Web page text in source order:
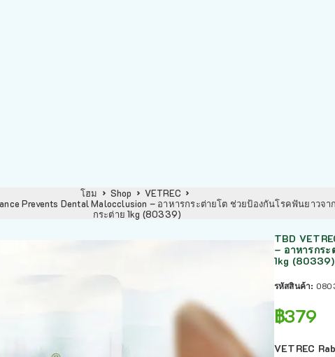
โฮม Shop
VETREC
Prevents Dental Malocclusion – อาหารกระต่ายโต ช่วยป้องกันโรคฟันยาวจ
กระต่าย 1kg (80339)
TBD
– อาหารกร
1kg (80339)
รหัสสินค้า:
฿379
VETREC